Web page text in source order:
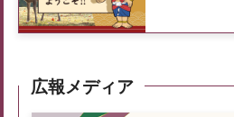
広報メディア